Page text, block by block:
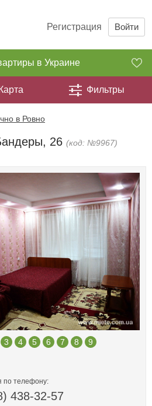
Регистрация Войти
в Украине
Карта Фильтры
в Ровно
26 (код: №9967)
3 4 5 6 7 8 9
по телефону:
438-32-57